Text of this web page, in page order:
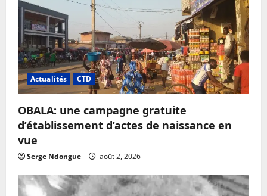
Actualités CTD
OBALA: une campagne gratuite
d’établissement d’actes de naissance en
vue
Serge Ndongue août 2, 2026